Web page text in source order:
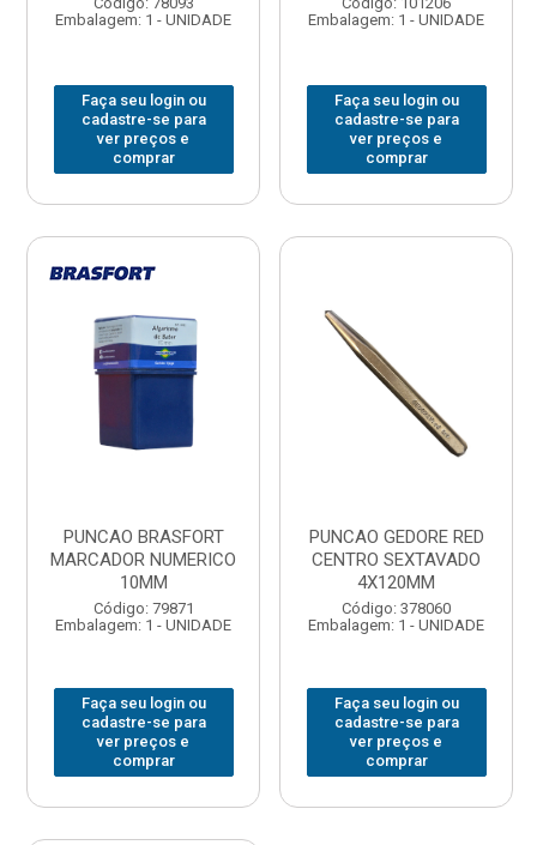
Embalagem: 1 - UNIDADE
Faça seu login ou
cadastre-se para
ver preços e
comprar
Embalagem: 1 - UNIDADE
Faça seu login ou
cadastre-se para
ver preços e
comprar
PUNCAO BRASFORT
MARCADOR NUMERICO
10MM
Código: 79871
Embalagem: 1 - UNIDADE
Faça seu login ou
cadastre-se para
ver preços e
comprar
PUNCAO GEDORE RED
CENTRO SEXTAVADO
4X120MM
Código: 378060
Embalagem: 1 - UNIDADE
Faça seu login ou
cadastre-se para
ver preços e
comprar